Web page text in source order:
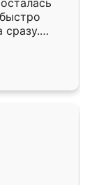
сразу.
к
Собрали
даже